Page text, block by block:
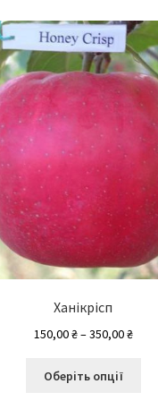
Ханікрісп
150,00₴–350,00₴
Оберіть опції